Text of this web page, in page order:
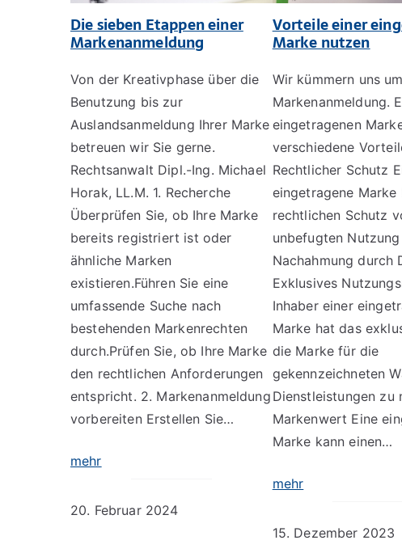
Die sieben Etappen einer
Markenanmeldung
Von der Kreativphase über die
Benutzung bis zur
Auslandsanmeldung Ihrer Marke
betreuen wir Sie gerne.
Rechtsanwalt Dipl.-Ing. Michael
Horak, LL.M. 1. Recherche
Überprüfen Sie, ob Ihre Marke
bereits registriert ist oder
ähnliche Marken
existieren.Führen Sie eine
umfassende Suche nach
bestehenden Markenrechten
durch.Prüfen Sie, ob Ihre Marke
den rechtlichen Anforderungen
entspricht. 2. Markenanmeldung
vorbereiten Erstellen Sie…
mehr
20. Februar 2024
Vorteile einer
Marke nutzen
Wir kümmern uns
Markenanmeldung.
eingetragenen
verschiedene
Rechtlicher Schutz
eingetragene Marke
rechtlichen Schutz
unbefugten
Nachahmung durch
Exklusives
Inhaber einer
Marke hat das
die Marke für die
gekennzeichneten
Dienstleistungen zu
Markenwert Eine
Marke kann einen…
mehr
15. Dezember 2023